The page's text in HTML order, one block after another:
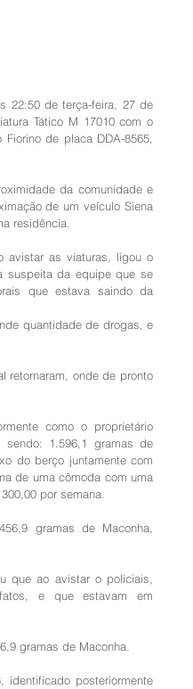
22:50 de terça-feira, 27 de
Tático M 17010 com o
de placa DDA-8565,
da comunidade e
de um veículo Siena
residência.
avistar as viaturas, ligou o
suspeita da equipe que se
que estava saindo da
quantidade de drogas, e
retornaram, onde de pronto
como o proprietário
1.596,1 gramas de
do berço juntamente com
de uma cômoda com uma
por semana.
gramas de Maconha,
que ao avistar o policiais,
e que estavam em
gramas de Maconha.
identificado posteriormente